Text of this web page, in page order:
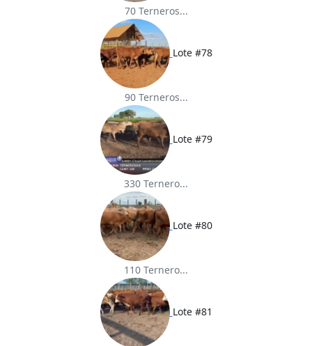
70 Terneros...
Lote #78
90 Terneros...
Lote #79
330 Ternero...
Lote #80
110 Ternero...
Lote #81